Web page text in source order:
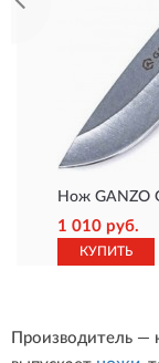
Нож GANZO
1 010 руб.
КУПИТЬ
Производитель —